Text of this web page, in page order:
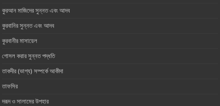
কুরআন মাজিদের সুন্নত এবং আদব
কুরবানির সুন্নত এবং আদব
কুরবানীর মাসায়েল
গোসল করার সুন্নত পদ্ধতি
তাকদীর (ভাগ্য) সম্পর্কে আকীদা
তাফসির
দরূদ ও সালামের উপহার